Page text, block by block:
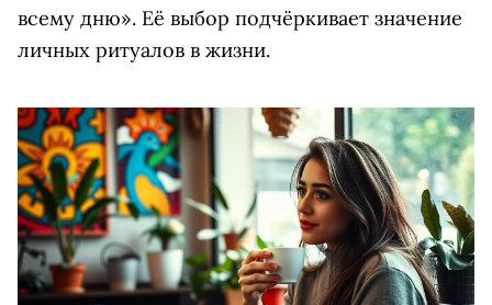
всему дню». Её выбор подчёркивает значение
личных ритуалов в жизни.